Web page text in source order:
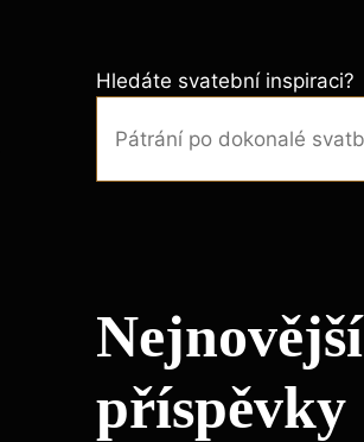
Hledáte svatební inspiraci?
Nejnovější
příspěvky